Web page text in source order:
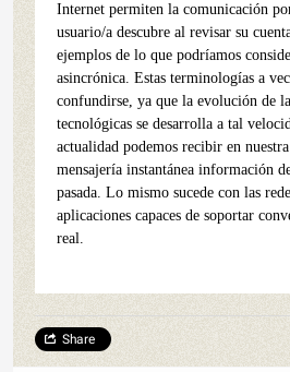
Internet permiten la comunicación
usuario/a descubre al revisar su
ejemplos de lo que podríamos
asincrónica. Estas terminologías a
confundirse, ya que la evolución de
tecnológicas se desarrolla a tal
actualidad podemos recibir en
mensajería instantánea información
pasada. Lo mismo sucede con las
aplicaciones capaces de soportar
real.
Share